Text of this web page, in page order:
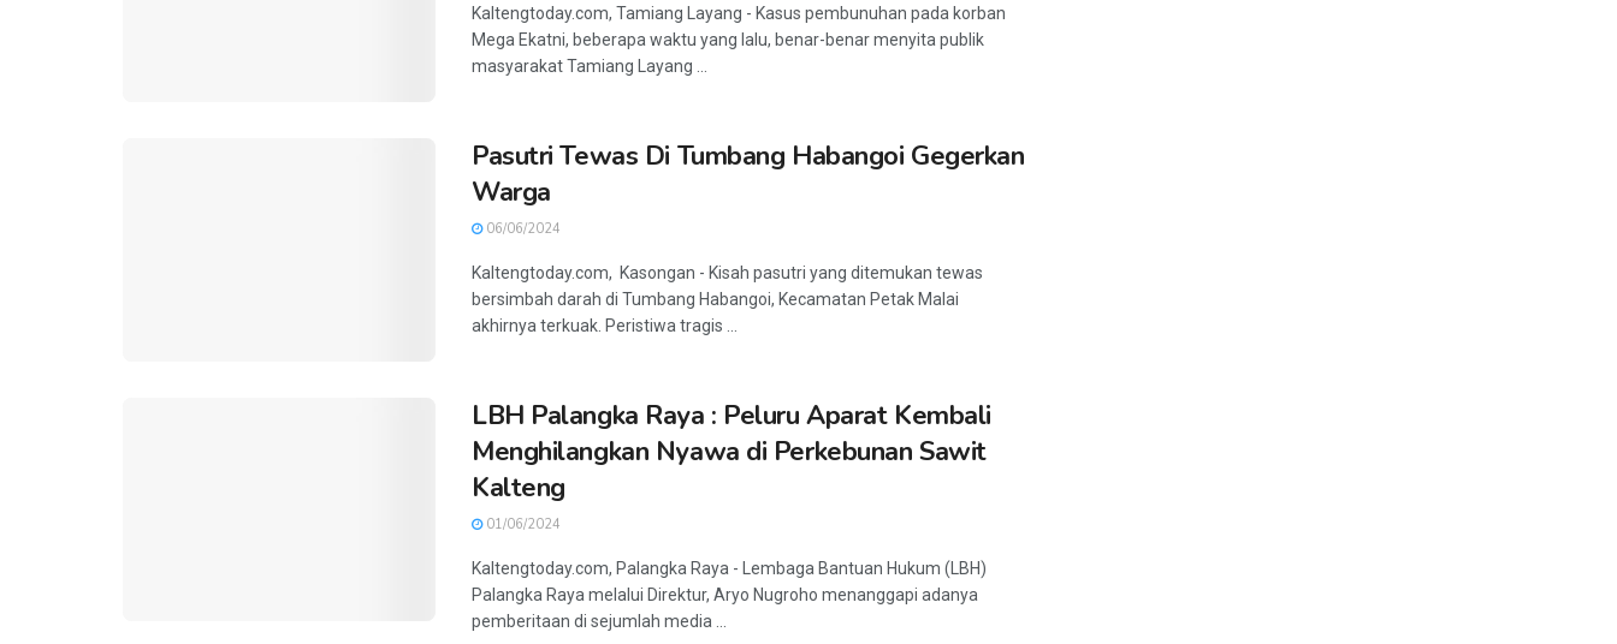
Kaltengtoday.com, Tamiang Layang - Kasus pembunuhan pada korban
Mega Ekatni, beberapa waktu yang lalu, benar-benar menyita publik
masyarakat Tamiang Layang ...
Pasutri Tewas Di Tumbang Habangoi Gegerkan
Warga
06/06/2024
Kaltengtoday.com, Kasongan - Kisah pasutri yang ditemukan tewas
bersimbah darah di Tumbang Habangoi, Kecamatan Petak Malai
akhirnya terkuak. Peristiwa tragis ...
LBH Palangka Raya : Peluru Aparat Kembali
Menghilangkan Nyawa di Perkebunan Sawit
Kalteng
01/06/2024
Kaltengtoday.com, Palangka Raya - Lembaga Bantuan Hukum (LBH)
Palangka Raya melalui Direktur, Aryo Nugroho menanggapi adanya
pemberitaan di sejumlah media ...